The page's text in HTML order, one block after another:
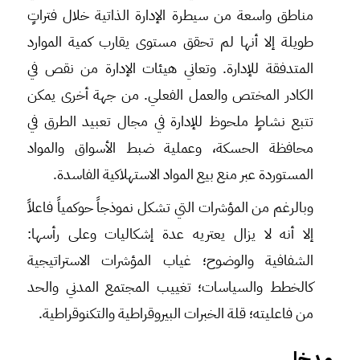
مناطق واسعة من سيطرة الإدارة الذاتية خلال فتراتٍ
طويلة إلا أنها لم تحقق مستوى يقارب كمية الموارد
المتدفقة للإدارة. وتعاني هيئات الإدارة من نقص في
الكادر المختص والعمل الفعلي. من جهة أخرى يمكن
تتبع نشاطٍ ملحوظ للإدارة في مجال تعبيد الطرق في
محافظة الحسكة، وعملية ضبط الأسواق والمواد
المستوردة عبر منع بيع المواد الاستهلاكية الفاسدة.
وبالرغم من المؤشرات التي تشكل نموذجاً حوكمياً فاعلاً
إلا أنه لا يزال يعتريه عدة إشكاليات وعلى رأسها:
الشفافية والوضوح؛ غياب المؤشرات الاستراتيجية
كالخطط والسياسات؛ تغييب المجتمع المدني والحد
من فاعليته؛ قلة الخبرات البيروقراطية والتكنوقراطية.